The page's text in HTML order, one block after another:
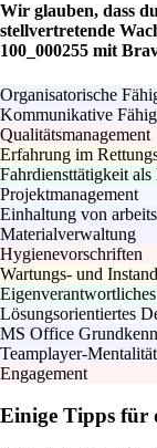
Wir glauben, dass
stellvertretende
100_000255 mit
Organisatorische
Kommunikative
Qualitätsmanagement
Erfahrung im
Fahrdiensttätigkeit
Projektmanagement
Einhaltung von
Materialverwaltung
Hygienevorschriften
Wartungs- und
Lösungsorientiertes
MS Office
Teamplayer-Mentalität
Engagement
Einige Tipps für